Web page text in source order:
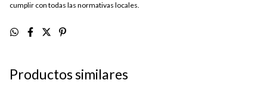
cumplir con todas las normativas locales.
Productos similares